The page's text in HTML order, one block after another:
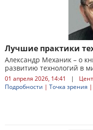
Лучшие практики
Александр Механик – о
развитию технологий в
01 апреля 2026, 14:41 |
Подробности | Точка зрения |